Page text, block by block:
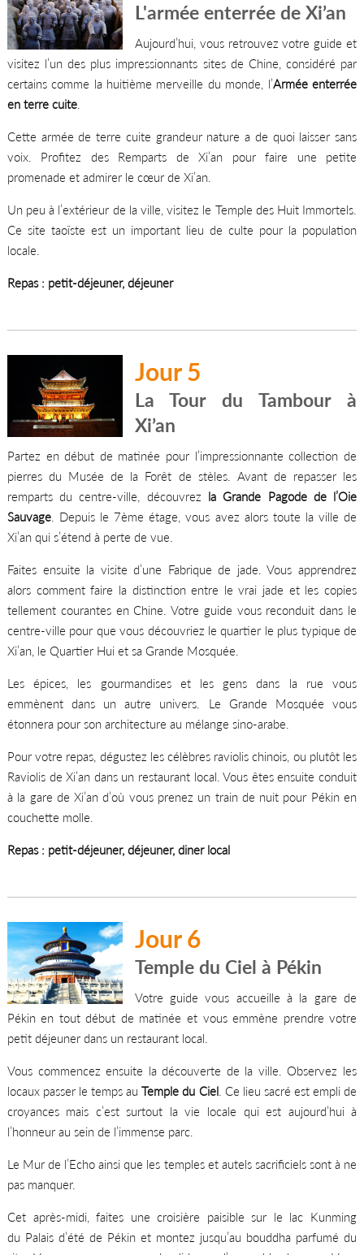
L'armée enterrée de Xi’an
Aujourd’hui, vous retrouvez votre guide et
visitez l’un des plus impressionnants sites de Chine, considéré par
certains comme la huitième merveille du monde, l’Armée enterrée
en terre cuite.
Cette armée de terre cuite grandeur nature a de quoi laisser sans
voix. Profitez des Remparts de Xi’an pour faire une petite
promenade et admirer le cœur de Xi’an.
Un peu à l’extérieur de la ville, visitez le Temple des Huit Immortels.
Ce site taoïste est un important lieu de culte pour la population
locale.
Repas : petit-déjeuner, déjeuner
Jour 5
La Tour du Tambour à
Xi’an
Partez en début de matinée pour l’impressionnante collection de
pierres du Musée de la Forêt de stèles. Avant de repasser les
remparts du centre-ville, découvrez la Grande Pagode de l’Oie
Sauvage. Depuis le 7ème étage, vous avez alors toute la ville de
Xi’an qui s’étend à perte de vue.
Faites ensuite la visite d’une Fabrique de jade. Vous apprendrez
alors comment faire la distinction entre le vrai jade et les copies
tellement courantes en Chine. Votre guide vous reconduit dans le
centre-ville pour que vous découvriez le quartier le plus typique de
Xi’an, le Quartier Hui et sa Grande Mosquée.
Les épices, les gourmandises et les gens dans la rue vous
emmènent dans un autre univers. Le Grande Mosquée vous
étonnera pour son architecture au mélange sino-arabe.
Pour votre repas, dégustez les célèbres raviolis chinois, ou plutôt les
Raviolis de Xi’an dans un restaurant local. Vous êtes ensuite conduit
à la gare de Xi’an d’où vous prenez un train de nuit pour Pékin en
couchette molle.
Repas : petit-déjeuner, déjeuner, diner local
Jour 6
Temple du Ciel à Pékin
Votre guide vous accueille à la gare de
Pékin en tout début de matinée et vous emmène prendre votre
petit déjeuner dans un restaurant local.
Vous commencez ensuite la découverte de la ville. Observez les
locaux passer le temps auTemple du Ciel. Ce lieu sacré est empli de
croyances mais c’est surtout la vie locale qui est aujourd’hui à
l’honneur au sein de l’immense parc.
Le Mur de l’Echo ainsi que les temples et autels sacrificiels sont à ne
pas manquer.
Cet après-midi, faites une croisière paisible sur le lac Kunming
du Palais d’été de Pékin et montez jusqu’au bouddha parfumé du